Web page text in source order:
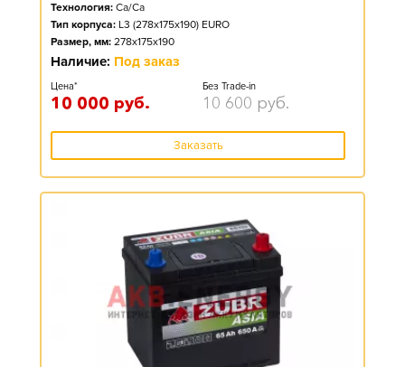
Технология: Ca/Ca
Тип корпуса: L3 (278x175x190) EURO
Размер, мм: 278x175x190
Наличие: Под заказ
Цена*
10 000 руб.
Без Trade-in
10 600 руб.
Заказать